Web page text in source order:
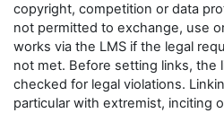
copyright, competition or data
not permitted to exchange, use
works via the LMS if the legal
not met. Before setting links, the
checked for legal violations.
particular with extremist, inciting